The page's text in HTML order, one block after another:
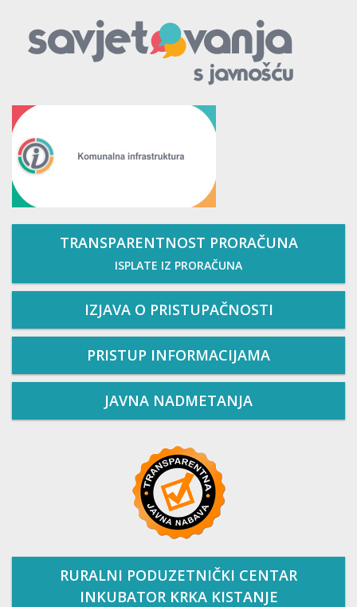
TRANSPARENTNOST PRORAČUNA
ISPLATE IZ PRORAČUNA
IZJAVA O PRISTUPAČNOSTI
PRISTUP INFORMACIJAMA
JAVNA NADMETANJA
RURALNI PODUZETNIČKI CENTAR
INKUBATOR KRKA KISTANJE